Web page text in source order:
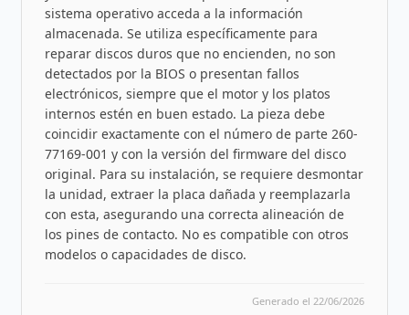
sistema operativo acceda a la información
almacenada. Se utiliza específicamente para
reparar discos duros que no encienden, no son
detectados por la BIOS o presentan fallos
electrónicos, siempre que el motor y los platos
internos estén en buen estado. La pieza debe
coincidir exactamente con el número de parte 260-
77169-001 y con la versión del firmware del disco
original. Para su instalación, se requiere desmontar
la unidad, extraer la placa dañada y reemplazarla
con esta, asegurando una correcta alineación de
los pines de contacto. No es compatible con otros
modelos o capacidades de disco.
Generado el 22/06/2026